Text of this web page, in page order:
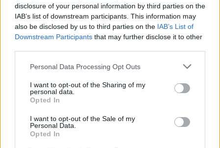
disclosure of your personal information by third parties on the
IAB’s list of downstream participants. This information may
also be disclosed by us to third parties on the IAB’s List of
Downstream Participants that may further disclose it to other
Personal Data Processing Opt Outs
I want to opt-out of the Sharing of my
personal data.
Opted In
I want to opt-out of the Sale of my
Personal Data.
Opted In
Pirmasis susitikimas su
karaliumi Karoliu III virto
spjovė į veidą
Atsakui į naują rusų
paaiškino, kokią grėsmę